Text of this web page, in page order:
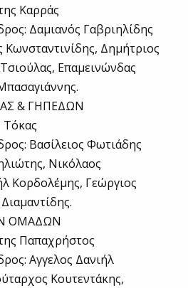
Καρράς
Δαμιανός Γαβριηλίδης
Δημήτριος
Επαμεινώνδας
& ΓΗΠΕΔΩΝ
Τόκας
Βασίλειος Φωτιάδης
Νικόλαος
Κορδολέμης, Γεώργιος
ΟΜΑΔΩΝ
Παπαχρήστος
Αγγελος Δανιήλ
Κουτεντάκης,